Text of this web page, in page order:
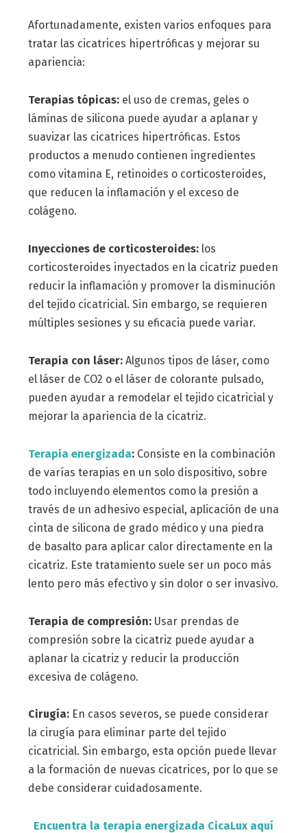
Afortunadamente, existen varios enfoques para
tratar las cicatrices hipertróficas y mejorar su
apariencia:
Terapias tópicas:el uso de cremas, geles o
láminas de silicona puede ayudar a aplanar y
suavizar las cicatrices hipertróficas. Estos
productos a menudo contienen ingredientes
como vitamina E, retinoides o corticosteroides,
que reducen la inflamación y el exceso de
colágeno.
Inyecciones de corticosteroides:los
corticosteroides inyectados en la cicatriz pueden
reducir la inflamación y promover la disminución
del tejido cicatricial. Sin embargo, se requieren
múltiples sesiones y su eficacia puede variar.
Terapia con láser:Algunos tipos de láser, como
el láser de CO2 o el láser de colorante pulsado,
pueden ayudar a remodelar el tejido cicatricial y
mejorar la apariencia de la cicatriz.
Terapia energizada:Consiste en la combinación
de varías terapias en un solo dispositivo, sobre
todo incluyendo elementos como la presión a
través de un adhesivo especial, aplicación de una
cinta de silicona de grado médico y una piedra
de basalto para aplicar calor directamente en la
cicatriz. Este tratamiento suele ser un poco más
lento pero más efectivo y sin dolor o ser invasivo.
Terapia de compresión:Usar prendas de
compresión sobre la cicatriz puede ayudar a
aplanar la cicatriz y reducir la producción
excesiva de colágeno.
Cirugía:En casos severos, se puede considerar
la cirugía para eliminar parte del tejido
cicatricial. Sin embargo, esta opción puede llevar
a la formación de nuevas cicatrices, por lo que se
debe considerar cuidadosamente.
Encuentra la terapia energizada CicaLux aquí